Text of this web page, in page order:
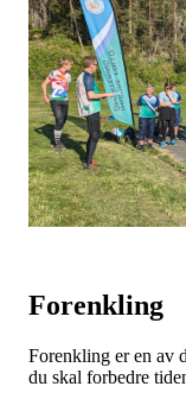
Forenkling
Forenkling er en av
du skal forbedre